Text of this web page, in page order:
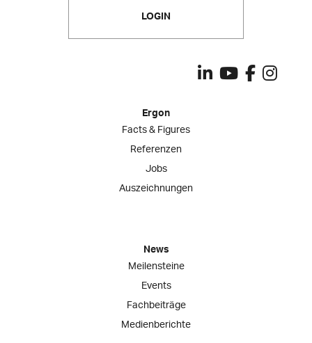
LOGIN
Ergon
Facts & Figures
Referenzen
Jobs
Auszeichnungen
News
Meilensteine
Events
Fachbeiträge
Medienberichte